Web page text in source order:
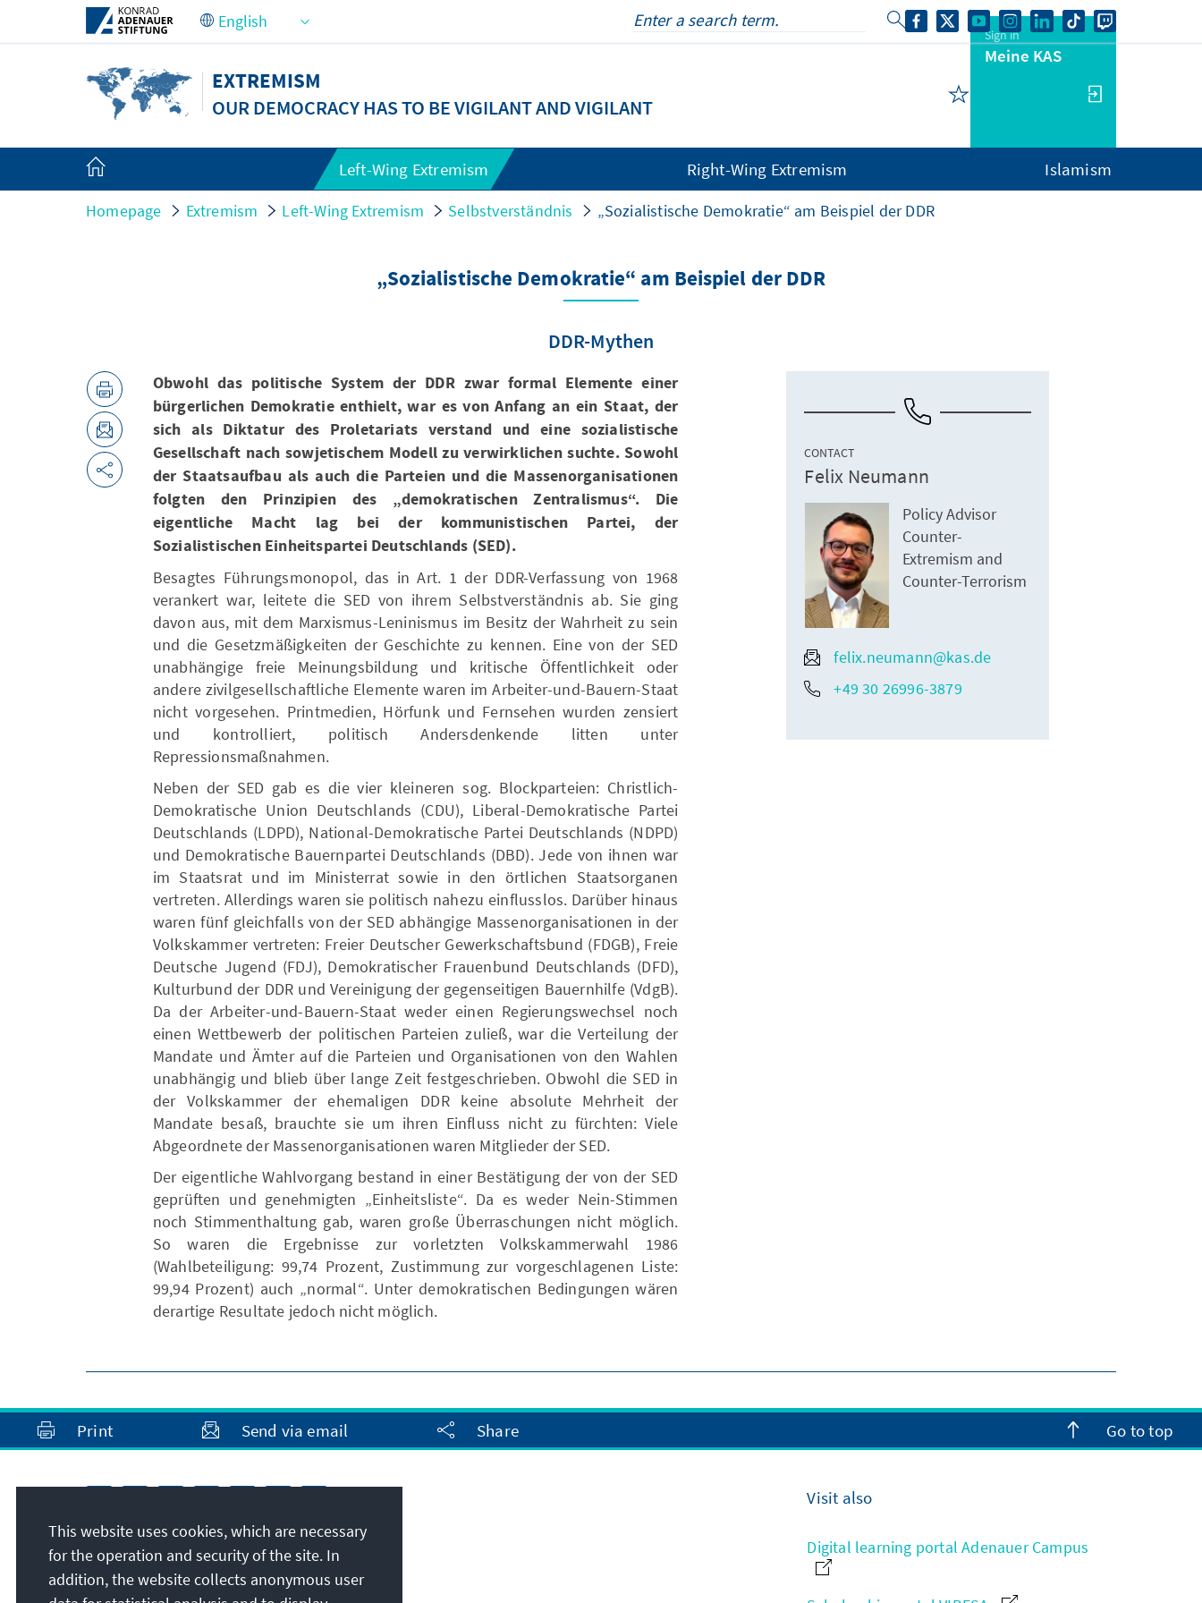
Skip to Main Content
EXTREMISM
OUR DEMOCRACY HAS TO BE VIGILANT AND VIGILANT
Sign in
Meine KAS
Left-Wing Extremism Right-Wing Extremism Islamism
Homepage Extremism Left-Wing Extremism Selbstverständnis „Sozialistische Demokratie“ am Beispiel der DDR
„Sozialistische Demokratie“ am Beispiel der DDR
DDR-Mythen
Obwohl das politische System der DDR zwar formal Elemente einer
bürgerlichen Demokratie enthielt, war es von Anfang an ein Staat, der
sich als Diktatur des Proletariats verstand und eine sozialistische
Gesellschaft nach sowjetischem Modell zu verwirklichen suchte. Sowohl
der Staatsaufbau als auch die Parteien und die Massenorganisationen
folgten den Prinzipien des „demokratischen Zentralismus“. Die
eigentliche Macht lag bei der kommunistischen Partei, der
Sozialistischen Einheitspartei Deutschlands (SED).
Besagtes Führungsmonopol, das in Art. 1 der DDR-Verfassung von 1968
verankert war, leitete die SED von ihrem Selbstverständnis ab. Sie ging
davon aus, mit dem Marxismus-Leninismus im Besitz der Wahrheit zu sein
und die Gesetzmäßigkeiten der Geschichte zu kennen. Eine von der SED
unabhängige freie Meinungsbildung und kritische Öffentlichkeit oder
andere zivilgesellschaftliche Elemente waren im Arbeiter-und-Bauern-Staat
nicht vorgesehen. Printmedien, Hörfunk und Fernsehen wurden zensiert
und kontrolliert, politisch Andersdenkende litten unter
Repressionsmaßnahmen.
Neben der SED gab es die vier kleineren sog. Blockparteien: Christlich-
Demokratische Union Deutschlands (CDU), Liberal-Demokratische Partei
Deutschlands (LDPD), National-Demokratische Partei Deutschlands (NDPD)
und Demokratische Bauernpartei Deutschlands (DBD). Jede von ihnen war
im Staatsrat und im Ministerrat sowie in den örtlichen Staatsorganen
vertreten. Allerdings waren sie politisch nahezu einflusslos. Darüber hinaus
waren fünf gleichfalls von der SED abhängige Massenorganisationen in der
Volkskammer vertreten: Freier Deutscher Gewerkschaftsbund (FDGB), Freie
Deutsche Jugend (FDJ), Demokratischer Frauenbund Deutschlands (DFD),
Kulturbund der DDR und Vereinigung der gegenseitigen Bauernhilfe (VdgB).
Da der Arbeiter-und-Bauern-Staat weder einen Regierungswechsel noch
einen Wettbewerb der politischen Parteien zuließ, war die Verteilung der
Mandate und Ämter auf die Parteien und Organisationen von den Wahlen
unabhängig und blieb über lange Zeit festgeschrieben. Obwohl die SED in
der Volkskammer der ehemaligen DDR keine absolute Mehrheit der
Mandate besaß, brauchte sie um ihren Einfluss nicht zu fürchten: Viele
Abgeordnete der Massenorganisationen waren Mitglieder der SED.
Der eigentliche Wahlvorgang bestand in einer Bestätigung der von der SED
geprüften und genehmigten „Einheitsliste“. Da es weder Nein-Stimmen
noch Stimmenthaltung gab, waren große Überraschungen nicht möglich.
So waren die Ergebnisse zur vorletzten Volkskammerwahl 1986
(Wahlbeteiligung: 99,74 Prozent, Zustimmung zur vorgeschlagenen Liste:
99,94 Prozent) auch „normal“. Unter demokratischen Bedingungen wären
derartige Resultate jedoch nicht möglich.
CONTACT
Felix Neumann
Policy Advisor
Counter-
Extremism and
Counter-Terrorism
felix.neumann@kas.de
+49 30 26996-3879
Print Send via email Share Go to top
Visit also
Digital learning portal Adenauer Campus
This website uses cookies, which are necessary
for the operation and security of the site. In
addition, the website collects anonymous user